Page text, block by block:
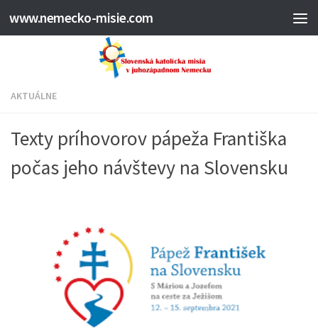
www.nemecko-misie.com
AKTUÁLNE
Texty príhovorov pápeža Františka
počas jeho návštevy na Slovensku